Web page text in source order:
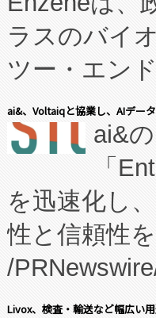
ラスのバイ
ツー・エン
表しました
たNeXは、
従来のフェ
に、患者や
キー方式で
す。FCCM‑
ai&、Voltaiqと協業し、AIデー
ai&
「
を迅速化し
性と信頼性
/
会社エーア
Livox、検査・輸送など幅広い